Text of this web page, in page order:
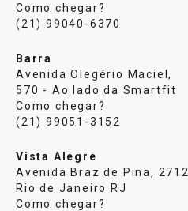
Como chegar?
(21) 99040-6370
Barra
Avenida Olegério Maciel,
570 - Ao lado da Smartfit
Como chegar?
(21) 99051-3152
Vista Alegre
Avenida Braz de Pina, 2712
Rio de Janeiro RJ
Como chegar?